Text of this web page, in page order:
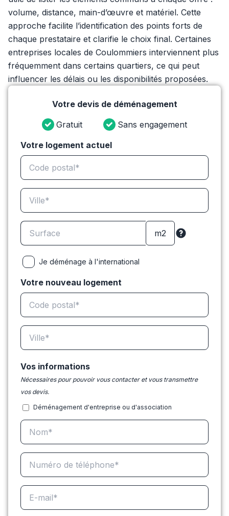
volume, distance, main-d’œuvre et matériel. Cette
approche facilite l’identification des points forts de
chaque prestataire et clarifie le choix final. Certaines
entreprises locales de Coulommiers interviennent plus
fréquemment dans certains quartiers, ce qui peut
influencer les délais ou les disponibilités proposées.
Votre devis de déménagement
Gratuit
Sans engagement
Votre logement actuel
Je déménage à l'international
Votre nouveau logement
Vos informations
Nécessaires pour pouvoir vous contacter et vous transmettre
vos devis.
Déménagement d'entreprise ou d'association